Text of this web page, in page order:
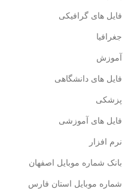
فایل های گرافیکی
جغرافیا
آموزش
فایل های دانشگاهی
پزشکی
فایل های آموزشی
نرم افزار
بانک شماره موبایل اصفهان
شماره موبایل استان فارس